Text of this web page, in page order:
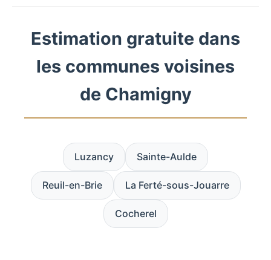
Estimation gratuite dans
les communes voisines
de Chamigny
Luzancy Sainte-Aulde
Reuil-en-Brie La Ferté-sous-Jouarre
Cocherel